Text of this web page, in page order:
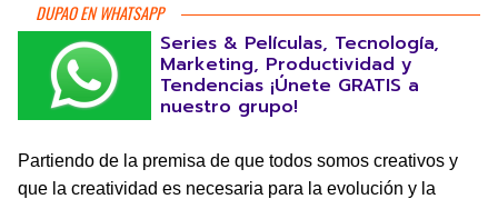
DUPAO EN WHATSAPP
Series & Películas, Tecnología,
Marketing, Productividad y
Tendencias ¡Únete GRATIS a
nuestro grupo!
Partiendo de la premisa de que todos somos creativos y
que la creatividad es necesaria para la evolución y la